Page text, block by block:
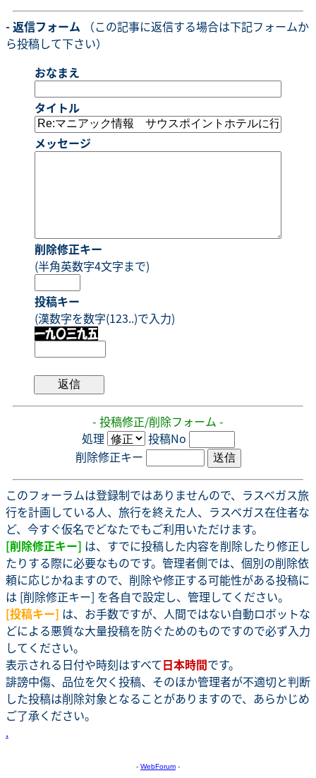
- 返信フォーム （この記事に返信する場合は下記フォームか
ら投稿して下さい）
おなまえ
タイトル
メッセージ
削除修正キー
(半角英数字4文字まで)
投稿キー
(漢数字を数字(123..)で入力)
- 投稿修正/削除フォーム -
処理
投稿No
削除修正キー
このフォーラムは登録制ではありませんので、ラスベガス旅
行を計画している人、旅行を終えた人、ラスベガス在住者な
ど、今すぐ仮名でどなたでもご利用いただけます。
[削除修正キー] は、すでに投稿した内容を削除したり修正し
たりする際に必要なものです。管理者側では、個別の削除依
頼に応じかねますので、削除や修正する可能性がある投稿に
は [削除修正キー] を各自で設定し、管理してください。
[投稿キー] は、お手数ですが、人間ではない自動ロボットな
どによる悪質な大量投稿を防ぐためのものですので必ず入力
してください。
表示される日付や時刻はすべて日本時間です。
誹謗中傷、品位を欠く投稿、そのほか管理者が不適切と判断
した投稿は削除対象となることがありますので、あらかじめ
ご了承ください。
.
- WebForum -